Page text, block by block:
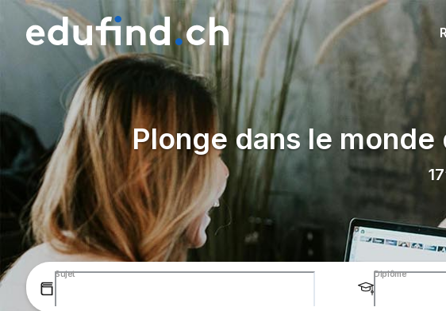
Plonge dans le
Sujet Diplôme